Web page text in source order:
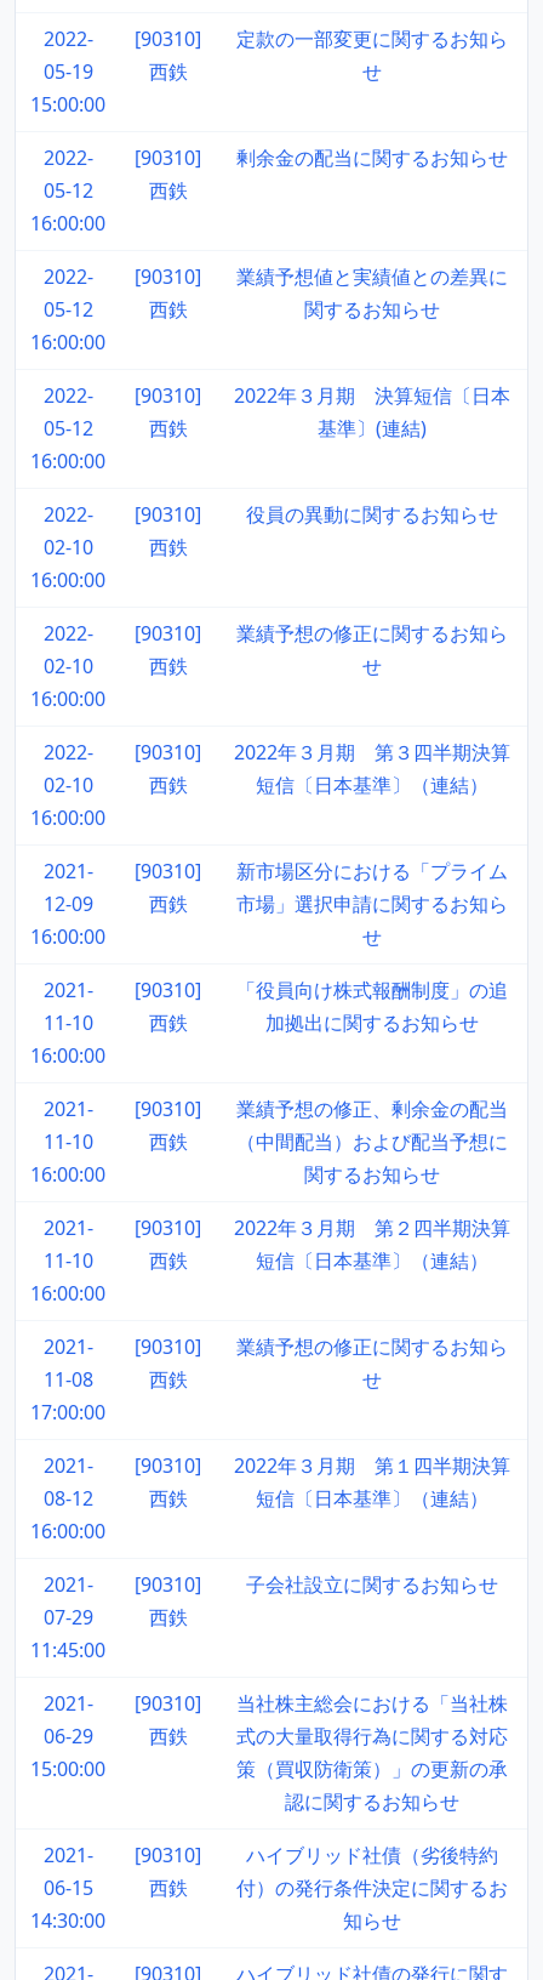
2022-
05-19
15:00:00
[90310]
西鉄
定款の一部変更に関するお知ら
せ
2022-
05-12
16:00:00
[90310]
西鉄
剰余金の配当に関するお知らせ
2022-
05-12
16:00:00
[90310]
西鉄
業績予想値と実績値との差異に
関するお知らせ
2022-
05-12
16:00:00
[90310]
西鉄
2022年３月期 決算短信〔日本
基準〕(連結)
2022-
02-10
16:00:00
[90310]
西鉄
役員の異動に関するお知らせ
2022-
02-10
16:00:00
[90310]
西鉄
業績予想の修正に関するお知ら
せ
2022-
02-10
16:00:00
[90310]
西鉄
2022年３月期 第３四半期決算
短信〔日本基準〕（連結）
2021-
12-09
16:00:00
[90310]
西鉄
新市場区分における「プライム
市場」選択申請に関するお知ら
せ
2021-
11-10
16:00:00
[90310]
西鉄
「役員向け株式報酬制度」の追
加拠出に関するお知らせ
2021-
11-10
16:00:00
[90310]
西鉄
業績予想の修正、剰余金の配当
（中間配当）および配当予想に
関するお知らせ
2021-
11-10
16:00:00
[90310]
西鉄
2022年３月期 第２四半期決算
短信〔日本基準〕（連結）
2021-
11-08
17:00:00
[90310]
西鉄
業績予想の修正に関するお知ら
せ
2021-
08-12
16:00:00
[90310]
西鉄
2022年３月期 第１四半期決算
短信〔日本基準〕（連結）
2021-
07-29
11:45:00
[90310]
西鉄
子会社設立に関するお知らせ
2021-
06-29
15:00:00
[90310]
西鉄
当社株主総会における「当社株
式の大量取得行為に関する対応
策（買収防衛策）」の更新の承
認に関するお知らせ
2021-
06-15
14:30:00
[90310]
西鉄
ハイブリッド社債（劣後特約
付）の発行条件決定に関するお
知らせ
2021-
[90310] ハイブリッド社債の発行に関す